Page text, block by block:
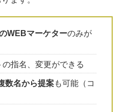
のWEBマーケターのみが
の指名、変更ができる
数名から提案も可能（コ